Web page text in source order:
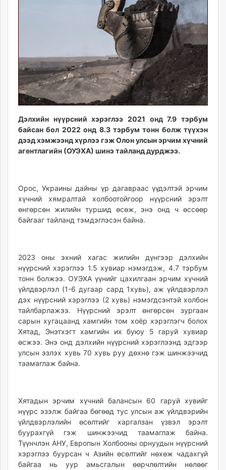
24tsag.mn
shuud.mn
eagle.mn
ergelt.mn
today.mn
zuv.mn
mminfo.mn
unen.mn
asu.mn
shudarga.mn
shuurhai.mn
mglradio.com
fact.mn
itoim.mn
tumen.mn
shuum.mn
times.mn
tvmongolia.mn
unegui.mn
tac.mn
paparazzi.mn
unread.today
Дэлхийн нүүрсний хэрэглээ 2021 онд 7.9 тэрбум
байсан бол 2022 онд 8.3 тэрбум тонн болж түүхэн
дээд хэмжээнд хүрлээ гэж Олон улсын эрчим хүчний
агентлагийн (ОУЭХА) шинэ тайланд дурджээ.
Орос, Украины дайны үр дагавраас үүдэлтэй эрчим
хүчний хямралтай холбоотойгоор нүүрсний эрэлт
өнгөрсөн жилийн туршид өсөж, энэ онд ч өссөөр
байгааг тайланд тэмдэглэсэн байна.
2023 оны эхний хагас жилийн дүнгээр дэлхийн
нүүрсний хэрэглээ 1.5 хувиар нэмэгдэж, 4.7 тэрбум
тонн болжээ. ОУЭХА үүнийг цахилгаан эрчим хүчний
үйлдвэрлэл (1-6 дугаар сард 1хувь), аж үйлдвэрлэл
дэх нүүрсний хэрэглээ (2 хувь) нэмэгдсэнтэй холбон
тайлбарлажээ. Нүүрсний эрэлт өнгөрсөн зургаан
сарын хугацаанд хамгийн том хоёр хэрэглэгч болох
Хятад, Энэтхэгт хамгийн их буюу 5 гаруй хувиар
өсжээ. Энэ онд дэлхийн нүүрсний хэрэглээнд эдгээр
улсын эзлэх хувь 70 хувь руу дөхнө гэж шинжээчид
таамаглаж байна.
Хятадын эрчим хүчний балансын 60 гаруй хувийг
нүүрс эзэлж байгаа бөгөөд тус улсын аж үйлдвэрийн
үйлдвэрлэлийн өсөлтийг харгалзан үзвэл эрэлт
буурахгүй гэж шинжээчид таамаглаж байна.
Түүнчлэн АНУ, Европын Холбооны орнуудын нүүрсний
хэрэглээ буурсан ч Азийн өсөлтийг нөхөж чадахгүй
байгаа нь уур амьсгалын өөрчлөлтийн нөлөөг